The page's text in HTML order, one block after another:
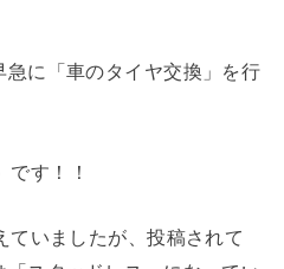
急に「車のタイヤ交換」を行
です！！
ていましたが、投稿されて